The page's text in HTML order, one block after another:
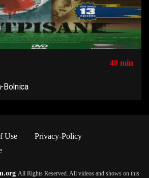
48 min
Bolnica
Use
Privacy-Policy
All Rights Reserved. All videos and shows on this